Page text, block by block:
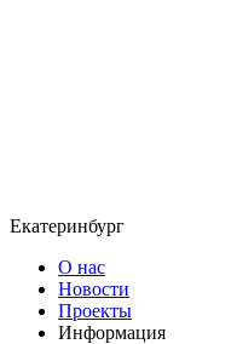
Екатеринбург
О нас
Новости
Проекты
Информация